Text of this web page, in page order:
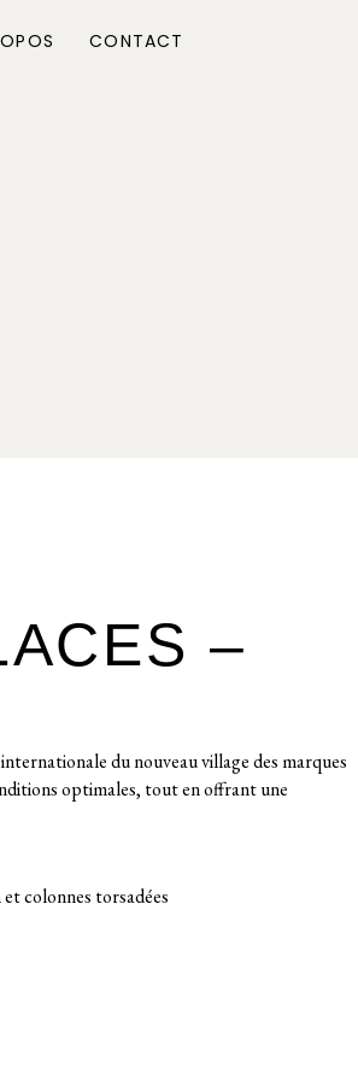
CONTACT
–
du nouveau village des marques
optimales, tout en offrant une
colonnes torsadées